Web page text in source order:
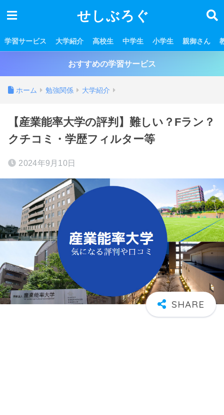
せしぶろぐ
学習サービス 大学紹介 高校生 中学生 小学生 親御さん
おすすめの学習サービス
ホーム 勉強関係 大学紹介
【産業能率大学の評判】難しい？Fラン？
クチコミ・学歴フィルター等
2024年9月10日